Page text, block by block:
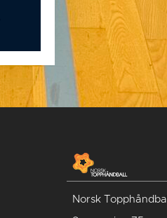
Norsk Topphåndball